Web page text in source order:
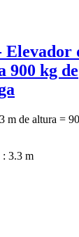
Elevador
900 kg de
m de altura =
: 3.3 m